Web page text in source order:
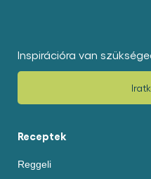
elemhez
Inspirációra van
Receptek
Reggeli